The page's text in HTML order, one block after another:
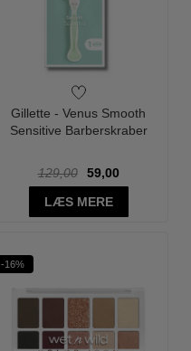
Gillette - Venus Smooth
Sensitive Barberskraber
129,00
59,00
LÆS MERE
-16%